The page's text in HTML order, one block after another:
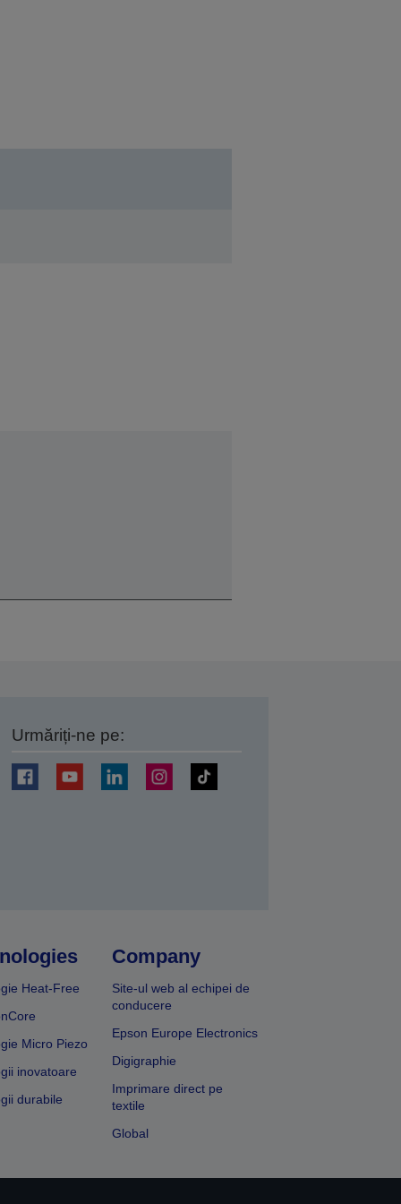
Urmăriți-ne pe:
Heat-Free
Micro Piezo
inovatoare
durabile
Company
Site-ul web al echipei de
conducere
Epson Europe Electronics
Digigraphie
Imprimare direct pe
textile
Global